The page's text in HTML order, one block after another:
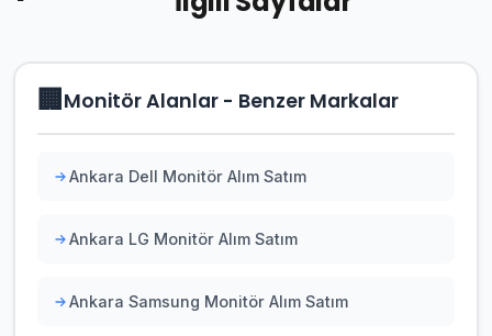
🏢Monitör Alanlar - Benzer Markalar
Ankara Dell Monitör Alım Satım
Ankara LG Monitör Alım Satım
Ankara Samsung Monitör Alım Satım